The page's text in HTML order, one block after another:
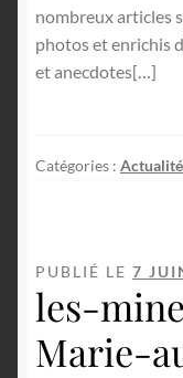
nombreux articles
photos et enrichis
et anecdotes[…]
Catégories :
PUBLIÉ LE 7
les-
Marie-